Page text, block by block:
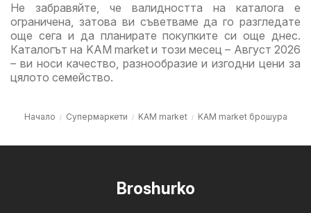
Не забравяйте, че валидността на каталога е
ограничена, затова ви съветваме да го разгледате
още сега и да планирате покупките си още днес.
Каталогът на KAM market и този месец – Август 2026
– ви носи качество, разнообразие и изгодни цени за
цялото семейство.
Начало Супермаркети KAM market KAM market брошура
Broshurko